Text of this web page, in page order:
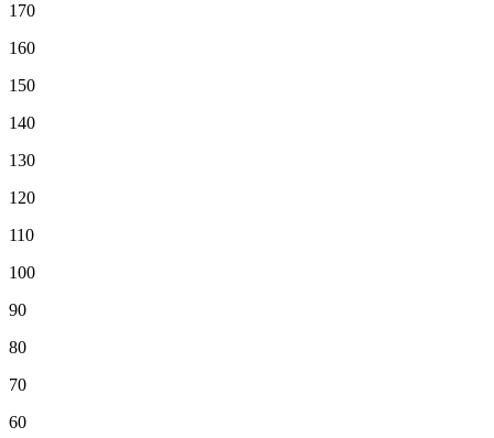
170
160
150
140
130
120
110
100
90
80
70
60